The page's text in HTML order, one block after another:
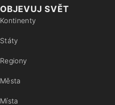
OBJEVUJ SVĚT
Kontinenty
Státy
Regiony
Města
Místa